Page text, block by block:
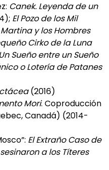
Canek. Leyenda de un
El Pozo de los Mil
Martina y los Hombres
Cirko de la Luna
Sueño entre un Sueño
o Lotería de Patanes
(2016)
Mori. Coproducción
Canadá) (2014-
El Extraño Caso de
a los Títeres